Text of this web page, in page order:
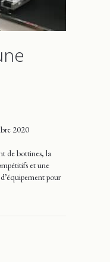
2020
de bottines, la
et une
pour